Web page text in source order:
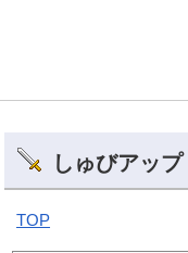
しゅびアップ
TOP